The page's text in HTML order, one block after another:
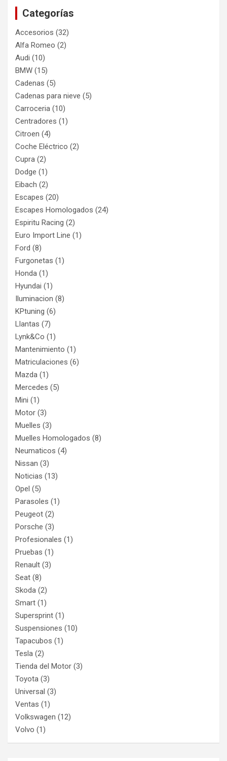
Categorías
Accesorios (32)
Alfa Romeo (2)
Audi (10)
BMW (15)
Cadenas (5)
Cadenas para nieve (5)
Carroceria (10)
Centradores (1)
Citroen (4)
Coche Eléctrico (2)
Cupra (2)
Dodge (1)
Eibach (2)
Escapes (20)
Escapes Homologados (24)
Espiritu Racing (2)
Euro Import Line (1)
Ford (8)
Furgonetas (1)
Honda (1)
Hyundai (1)
Iluminacion (8)
KPtuning (6)
Llantas (7)
Lynk&Co (1)
Mantenimiento (1)
Matriculaciones (6)
Mazda (1)
Mercedes (5)
Mini (1)
Motor (3)
Muelles (3)
Muelles Homologados (8)
Neumaticos (4)
Nissan (3)
Noticias (13)
Opel (5)
Parasoles (1)
Peugeot (2)
Porsche (3)
Profesionales (1)
Pruebas (1)
Renault (3)
Seat (8)
Skoda (2)
Smart (1)
Supersprint (1)
Suspensiones (10)
Tapacubos (1)
Tesla (2)
Tienda del Motor (3)
Toyota (3)
Universal (3)
Ventas (1)
Volkswagen (12)
Volvo (1)